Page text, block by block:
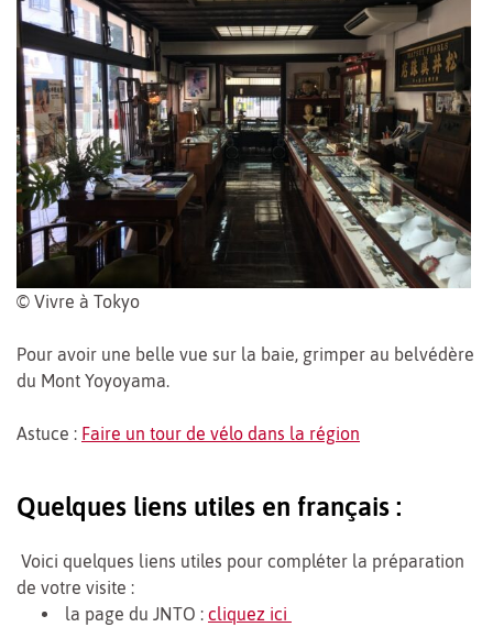
© Vivre à Tokyo
Pour avoir une belle vue sur la baie, grimper au belvédère
du Mont Yoyoyama.
Astuce : Faire un tour de vélo dans la région
Quelques liens utiles en français :
Voici quelques liens utiles pour compléter la préparation
de votre visite :
la page du JNTO : cliquez ici